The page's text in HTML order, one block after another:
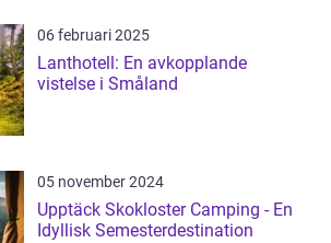
06 februari 2025
Lanthotell: En avkopplande
vistelse i Småland
05 november 2024
Upptäck Skokloster Camping - En
Idyllisk Semesterdestination